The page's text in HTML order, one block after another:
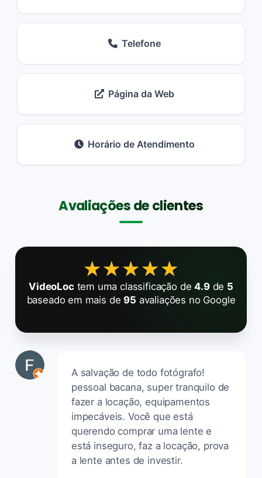
Telefone
Página da Web
Horário de Atendimento
Avaliações de clientes
★★★★★
★★★★★
VideoLoc tem uma classificação de4.9de 5
baseado em mais de 95 avaliações no Google
A salvação de todo fotógrafo!
pessoal bacana, super tranquilo de
fazer a locação, equipamentos
impecáveis. Você que está
querendo comprar uma lente e
está inseguro, faz a locação, prova
a lente antes de investir.